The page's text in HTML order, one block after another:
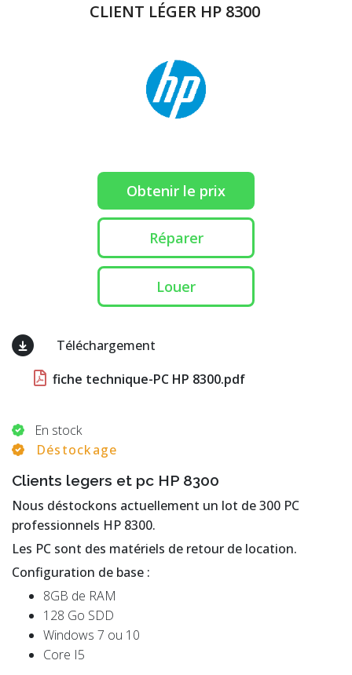
CLIENT LÉGER HP 8300
Obtenir le prix
Réparer
Louer
Téléchargement
fiche technique-PC HP 8300.pdf
En stock
Déstockage
Clients legers et pc HP 8300
Nous déstockons actuellement un lot de 300 PC
professionnels HP 8300.
Les PC sont des matériels de retour de location.
Configuration de base :
8GB de RAM
128 Go SDD
Windows 7 ou 10
Core I5